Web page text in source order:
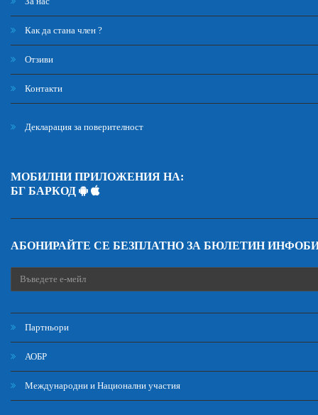
Как да стана член ?
Отзиви
Контакти
Декларация за поверителност
МОБИЛНИ ПРИЛОЖЕНИЯ НА:
БГ БАРКОД
АБОНИРАЙТЕ СЕ БЕЗПЛАТНО ЗА БЮЛЕТИН
Партньори
АОБР
Международни и Национални участия